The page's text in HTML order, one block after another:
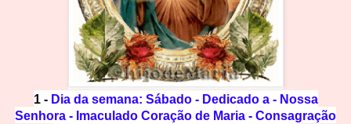
1 - Dia da semana: Sábado - Dedicado a - Nossa
Senhora - Imaculado Coração de Maria - Consagração